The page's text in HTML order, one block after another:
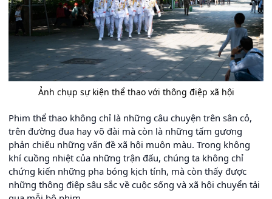
Ảnh chụp sự kiện thể thao với thông điệp xã hội
Phim thể thao không chỉ là những câu chuyện trên sân cỏ,
trên đường đua hay võ đài mà còn là những tấm gương
phản chiếu những vấn đề xã hội muôn màu. Trong không
khí cuồng nhiệt của những trận đấu, chúng ta không chỉ
chứng kiến những pha bóng kịch tính, mà còn thấy được
những thông điệp sâu sắc về cuộc sống và xã hội chuyển tải